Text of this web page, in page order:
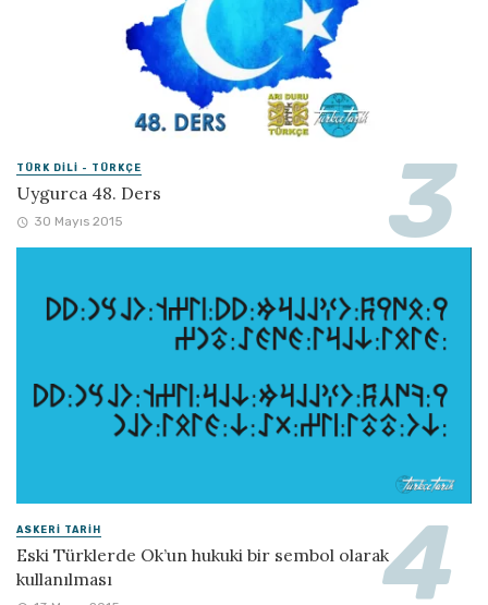
TÜRK DILI - TÜRKÇE
Uygurca 48. Ders
30 Mayıs 2015
ASKERI TARIH
Eski Türklerde Ok’un hukuki bir sembol olarak
kullanılması